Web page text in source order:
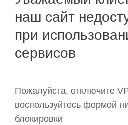
наш сайт
при
сервисов
Пожалуйста, отключите
воспользуйтесь формой
блокировки